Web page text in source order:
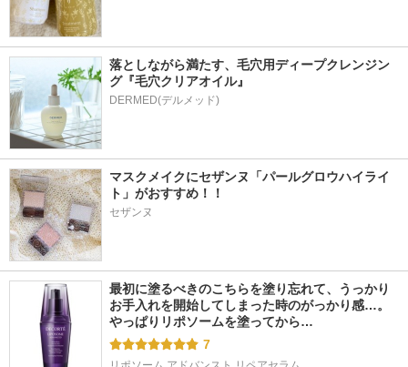
落としながら満たす、毛穴用ディープクレンジン
グ『毛穴クリアオイル』
マスクメイクにセザンヌ「パールグロウハイライ
ト」がおすすめ！！
セザンヌ
最初に塗るべきのこちらを塗り忘れて、うっかり
お手入れを開始してしまった時のがっかり感…。
やっぱりリポソームを塗ってから…
7